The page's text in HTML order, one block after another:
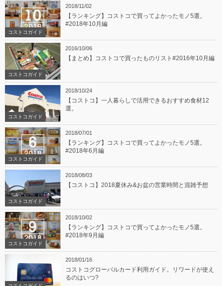
2018/11/02
コストコガイド
【ランキング】コストコで買ってよかったモノ5選。
#2018年10月編
2016/10/06
コストコガイド
【まとめ】コストコで買ったものリスト#2016年10月編
2018/10/24
コストコガイド
【コストコ】一人暮らしで活用できるおすすめ食材12
選。
2018/07/01
コストコガイド
【ランキング】コストコで買ってよかったモノ5選。
#2018年6月編
2018/08/03
コストコガイド
【コストコ】2018夏休み&お盆の営業時間と混雑予想
2018/10/02
コストコガイド
【ランキング】コストコで買ってよかったモノ5選。
#2018年9月編
2018/01/16
コストコグローバルカード利用ガイド。リワードが使え
るのはいつ?